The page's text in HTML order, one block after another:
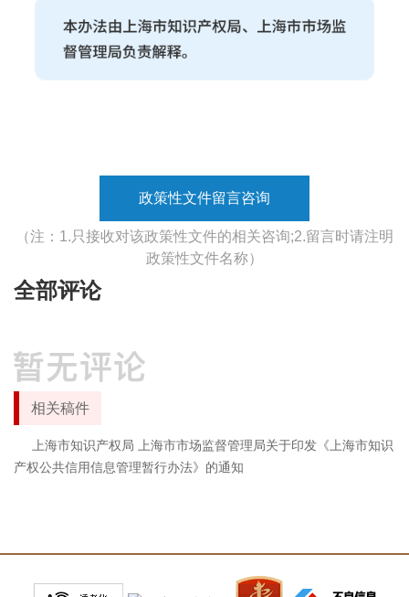
政策性文件留言咨询
（注：1.只接收对该政策性文件的相关咨询;2.留言时请注明
政策性文件名称）
全部评论
相关稿件
上海市知识产权局 上海市市场监督管理局关于印发《上海市知识
产权公共信用信息管理暂行办法》的通知